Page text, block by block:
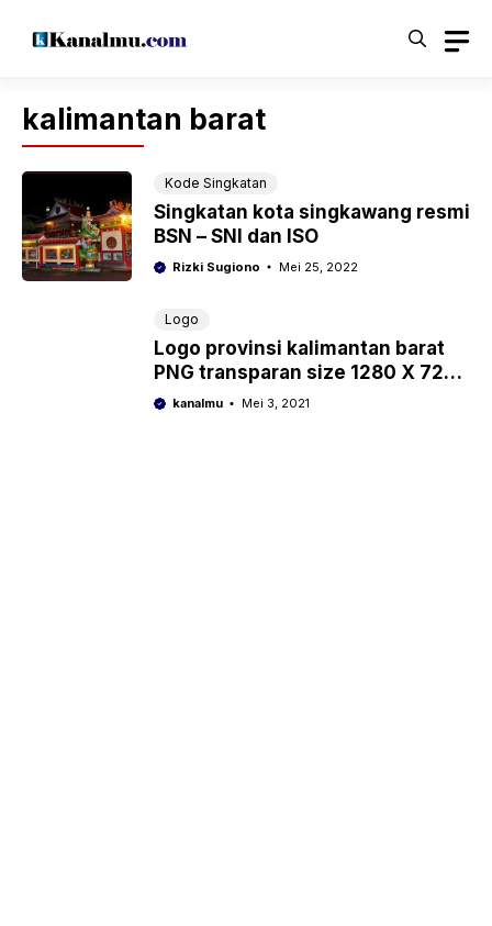
kalimantan barat
Kode Singkatan
Singkatan kota singkawang resmi
BSN – SNI dan ISO
Rizki Sugiono Mei 25, 2022
Logo
Logo provinsi kalimantan barat
PNG transparan size 1280 X 720
resolusi HD
kanalmu Mei 3, 2021